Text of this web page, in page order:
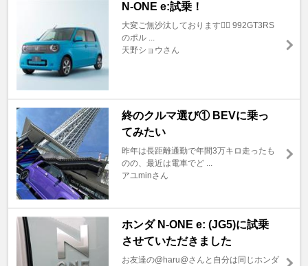
N-ONE e:試乗！
大変ご無沙汰しております🙇‍♂️ 992GT3RS
のポル ...
天野ショウさん
終のクルマ選び① BEVに乗っ
てみたい
昨年は長距離通勤で年間3万キロ走ったも
のの、最近は電車でど ...
アユminさん
ホンダ N-ONE e: (JG5)に試乗
させていただきました
お友達の@haru@さんと自分は同じホンダ